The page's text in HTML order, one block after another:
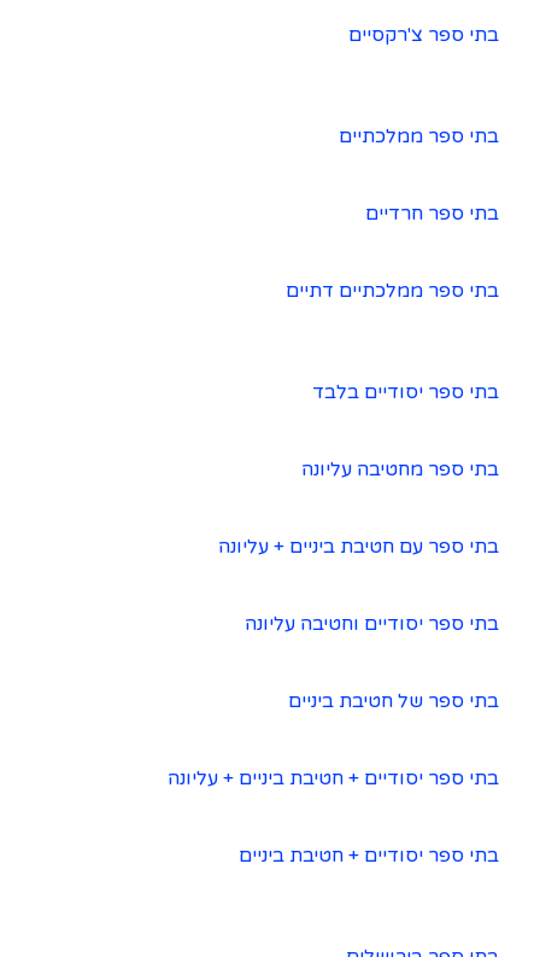
בתי ספר צ'רקסיים
בתי ספר ממלכתיים
בתי ספר חרדיים
בתי ספר ממלכתיים דתיים
בתי ספר יסודיים בלבד
בתי ספר מחטיבה עליונה
בתי ספר עם חטיבת ביניים + עליונה
בתי ספר יסודיים וחטיבה עליונה
בתי ספר של חטיבת ביניים
בתי ספר יסודיים + חטיבת ביניים + עליונה
בתי ספר יסודיים + חטיבת ביניים